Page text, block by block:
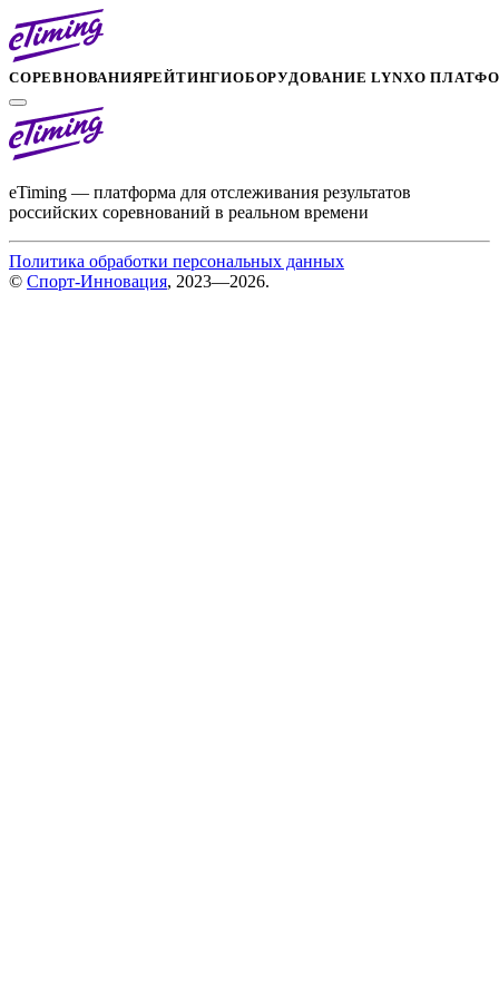
СОРЕВНОВАНИЯРЕЙТИНГИОБОРУДОВАНИЕ LYNXО
eTiming — платформа для отслеживания результатов
российских соревнований в реальном времени
Политика обработки персональных данных
© Спорт-Инновация, 2023—2026.